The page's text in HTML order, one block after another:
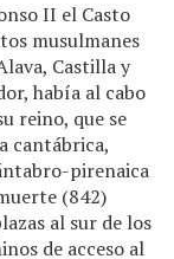
II el Casto
musulmanes
Castilla y
había al cabo
reino, que se
cantábrica,
pirenaica
(842)
al sur de los
de acceso al